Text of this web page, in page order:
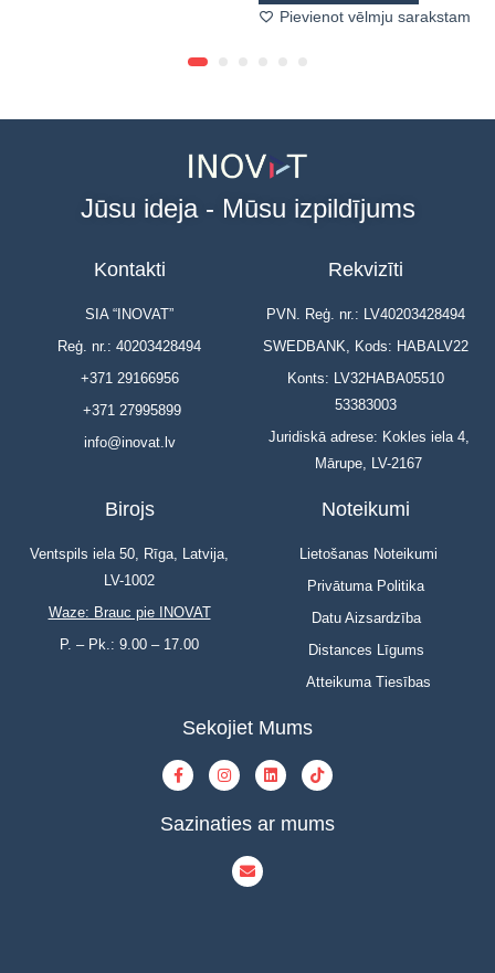
Pievienot vēlmju sarakstam
Jūsu ideja - Mūsu izpildījums
Kontakti
SIA “INOVAT”
Reģ. nr.: 40203428494
+371 29166956
+371 27995899
info@inovat.lv
Rekvizīti
PVN. Reģ. nr.: LV40203428494
SWEDBANK, Kods: HABALV22
Konts: LV32HABA05510
53383003
Juridiskā adrese: Kokles iela 4,
Mārupe, LV-2167
Birojs
Ventspils iela 50, Rīga, Latvija,
LV-1002
Waze: Brauc pie INOVAT
P. – Pk.: 9.00 – 17.00
Noteikumi
Lietošanas Noteikumi
Privātuma Politika
Datu Aizsardzība
Distances Līgums
Atteikuma Tiesības
Sekojiet Mums
Sazinaties ar mums